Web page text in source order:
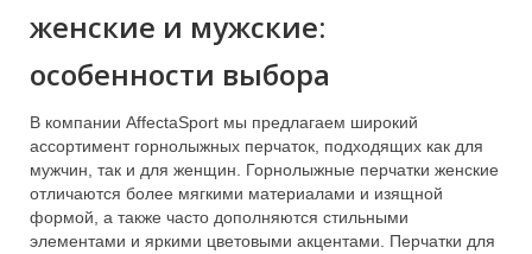
женские и мужские:
особенности выбора
В компании AffectaSport мы предлагаем широкий
ассортимент горнолыжных перчаток, подходящих как для
мужчин, так и для женщин. Горнолыжные перчатки женские
отличаются более мягкими материалами и изящной
формой, а также часто дополняются стильными
элементами и яркими цветовыми акцентами. Перчатки для